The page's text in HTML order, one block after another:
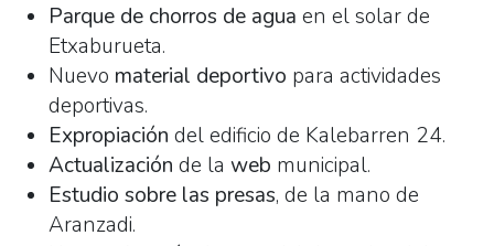
Parque de chorros de agua en el solar de
Etxaburueta.
Nuevo material deportivo para actividades
deportivas.
Expropiación del edificio de Kalebarren 24.
Actualización de la web municipal.
Estudio sobre las presas, de la mano de
Aranzadi.